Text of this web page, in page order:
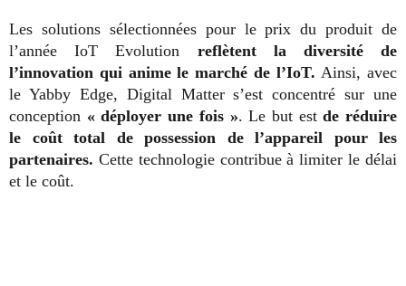
Les solutions sélectionnées pour le prix du produit de
l’année IoT Evolution reflètent la diversité de
l’innovation qui anime le marché de l’IoT.Ainsi, avec
le Yabby Edge, Digital Matter s’est concentré sur une
conception « déployer une fois ». Le but estde réduire
le coût total de possession de l’appareil pour les
partenaires. Cette technologie contribue à limiter le délai
et le coût.